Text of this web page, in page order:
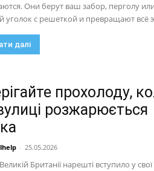
Они берут ваш забор, перголу
уголок с решеткой и превращают всё
далі
прохолоду,
розжарюється
- 25.05.2026
Британії нарешті вступило у